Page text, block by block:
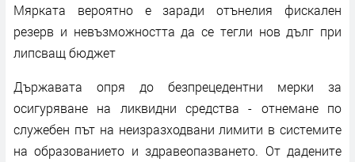
Мярката вероятно е заради отънелия фискален
резерв и невъзможността да се тегли нов дълг при
липсващ бюджет
Държавата опря до безпрецедентни мерки за
осигуряване на ликвидни средства - отнемане по
служебен път на неизразходвани лимити в системите
на образованието и здравеопазването. От дадените